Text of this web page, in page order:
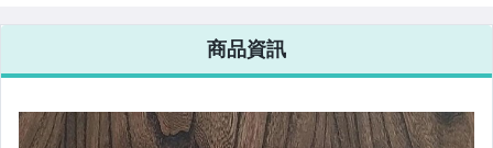
商品資訊